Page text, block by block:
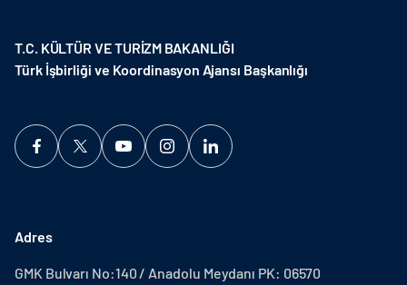
T.C. KÜLTÜR VE TURİZM BAKANLIĞI
Türk İşbirliği ve Koordinasyon Ajansı Başkanlığı
Adres
GMK Bulvarı No:140 / Anadolu Meydanı PK: 06570